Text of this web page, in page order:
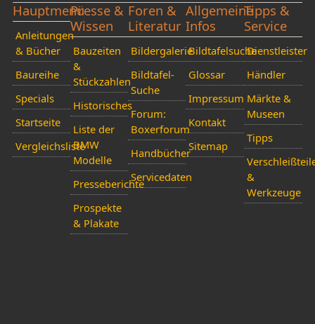
Hauptmenü
Anleitungen
& Bücher
Baureihe
Specials
Startseite
Vergleichsliste
Presse &
Wissen
Bauzeiten
&
Stückzahlen
Historisches
Liste der
BMW
Modelle
Presseberichte
Prospekte
& Plakate
Foren &
Literatur
Bildergalerie
Bildtafel-
Suche
Forum:
Boxerforum
Handbücher
Servicedaten
Allgemeine
Infos
Bildtafelsuche
Glossar
Impressum
Kontakt
Sitemap
Tipps &
Service
Dienstleister
Händler
Märkte &
Museen
Tipps
&
Werkzeuge